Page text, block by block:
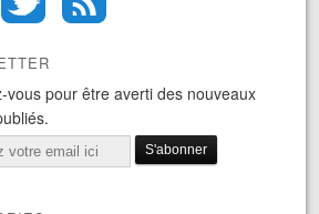
vous pour être averti des nouveaux